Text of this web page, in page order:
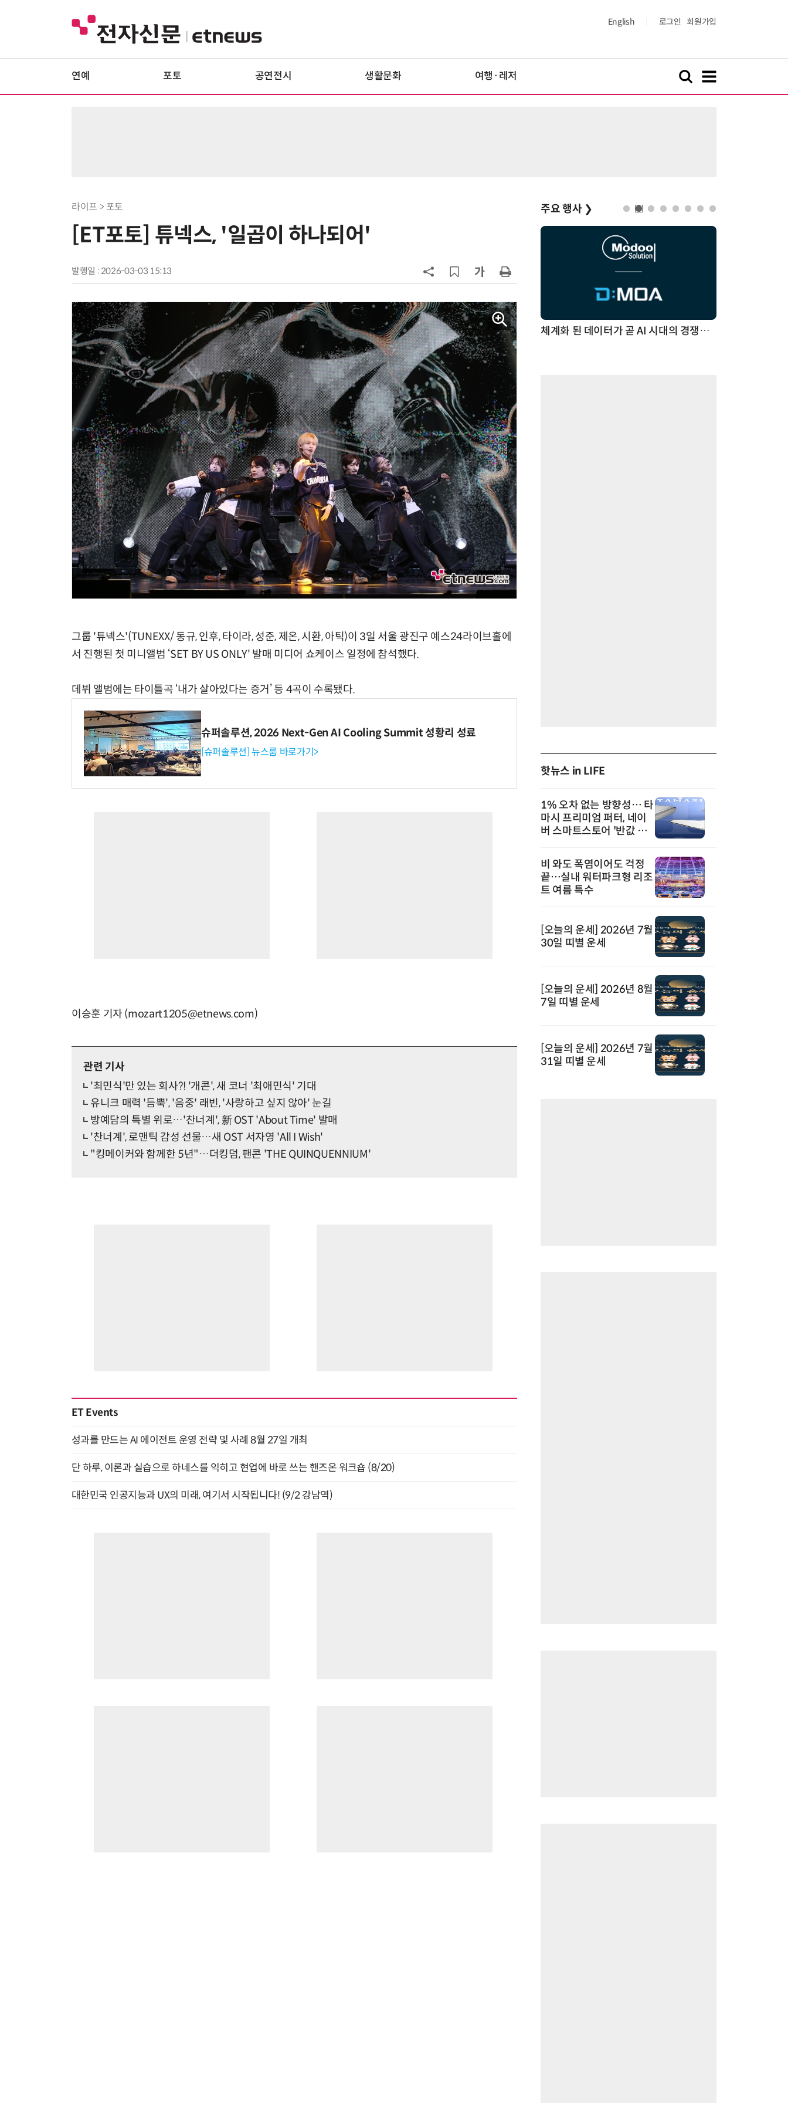
English 로그인 회원가입
연예 포토 공연전시 생활문화 여행·레저
라이프 > 포토
[ET포토] 튜넥스, '일곱이 하나되어'
발행일 : 2026-03-03 15:13
그룹 '튜넥스'(TUNEXX/ 동규, 인후, 타이라, 성준, 제온, 시환, 아틱)이 3일 서울 광진구 예스24라이브홀에
서 진행된 첫 미니앨범 ‘SET BY US ONLY' 발매 미디어 쇼케이스 일정에 참석했다.
데뷔 앨범에는 타이틀곡 ‘내가 살아있다는 증거’ 등 4곡이 수록됐다.
슈퍼솔루션, 2026 Next-Gen AI Cooling Summit 성황리 성료
[슈퍼솔루션] 뉴스룸 바로가기>
이승훈 기자 (mozart1205@etnews.com)
관련 기사
'최민식'만 있는 회사?! '개콘', 새 코너 '최애민식' 기대
유니크 매력 '듬뿍', '음중' 래빈, '사랑하고 싶지 않아' 눈길
방예담의 특별 위로…'찬너계', 新 OST 'About Time' 발매
'찬너계', 로맨틱 감성 선물…새 OST 서자영 'All I Wish'
"킹메이커와 함께한 5년"…더킹덤, 팬콘 'THE QUINQUENNIUM'
ET Events
성과를 만드는 AI 에이전트 운영 전략 및 사례 8월 27일 개최
단 하루, 이론과 실습으로 하네스를 익히고 현업에 바로 쓰는 핸즈온 워크숍 (8/20)
대한민국 인공지능과 UX의 미래, 여기서 시작됩니다! (9/2 강남역)
주요 행사 ❯
AI Native Enterprise를 지원하는 AI Ready Data 플랫폼 활용 전략 AI 시대의 옵저버빌리티: GPU·LLM 모니터링부터 AI 기반 장애 대응까지 체계화 된 데이터가 곧 AI 시대의 경쟁력이다
핫뉴스 in LIFE
1% 오차 없는 방향성… 타
마시 프리미엄 퍼터, 네이
버 스마트스토어 '반값 할
비 와도 폭염이어도 걱정
끝…실내 워터파크형 리조
트 여름 특수
[오늘의 운세] 2026년 7월
30일 띠별 운세
[오늘의 운세] 2026년 8월
7일 띠별 운세
[오늘의 운세] 2026년 7월
31일 띠별 운세